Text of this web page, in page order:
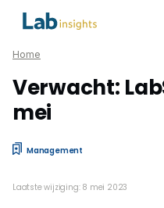
Home
Verwacht:
mei
Management
Laatste wijziging: 8 mei 2023